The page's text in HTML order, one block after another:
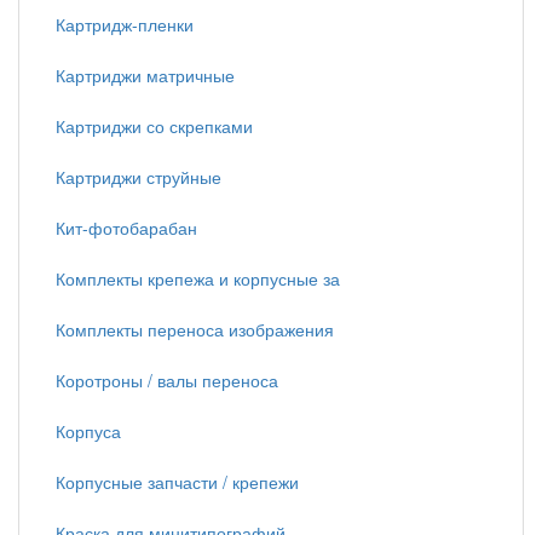
Картридж-пленки
Картриджи матричные
Картриджи со скрепками
Картриджи струйные
Кит-фотобарабан
Комплекты крепежа и корпусные за
Комплекты переноса изображения
Коротроны / валы переноса
Корпуса
Корпусные запчасти / крепежи